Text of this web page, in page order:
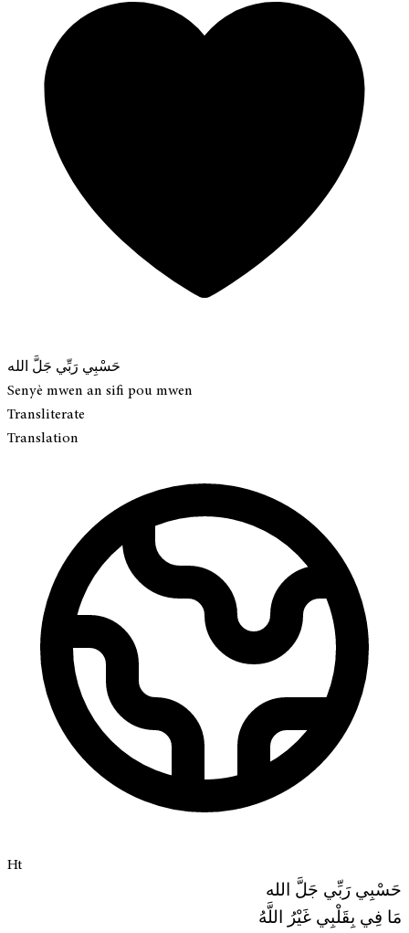
حَسْبِي رَبِّي جَلَّ الله
Senyè mwen an sifi pou mwen
Transliterate
Translation
Ht
حَسْبِي رَبِّي جَلَّ الله
مَا فِي بِقَلْبِي غَيْرُ اللَّهُ